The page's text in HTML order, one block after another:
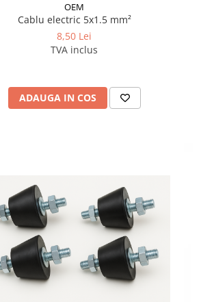
OEM
Cablu electric 5x1.5 mm²
8,50 Lei
TVA inclus
ADAUGA IN COS